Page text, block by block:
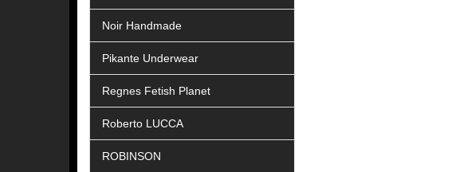
Noir Handmade
Pikante Underwear
Regnes Fetish Planet
Roberto LUCCA
ROBINSON